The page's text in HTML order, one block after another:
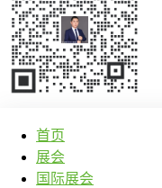
首页
展会
国际展会